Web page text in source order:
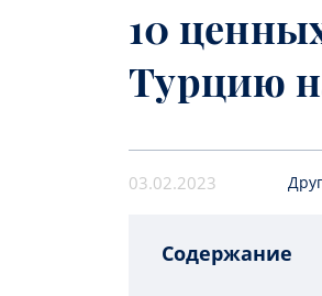
10
Турцию
03.02.2023
Содержание